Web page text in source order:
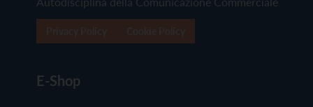
E-Shop